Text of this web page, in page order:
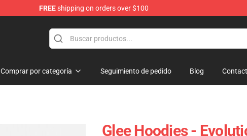
FREEshipping on orders over $100
Comprar por categoría Seguimiento de pedido Blog
Glee Hoodies -